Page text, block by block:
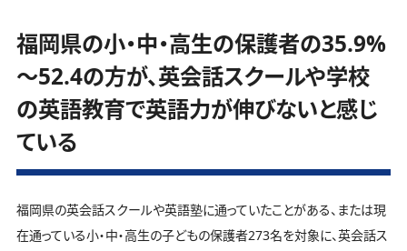
福岡県の小・中・高生の保護者の35.9%
～52.4の方が、英会話スクールや学校
の英語教育で英語力が伸びないと感じ
ている
福岡県の英会話スクールや英語塾に通っていたことがある、または現
在通っている小・中・高生の子どもの保護者273名を対象に、英会話ス